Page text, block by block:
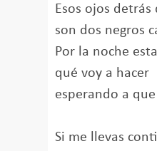
Esos ojos detrás
son dos negros
Por la noche
qué voy a hacer
esperando a
Si me llevas